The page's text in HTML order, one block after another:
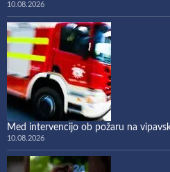
10.08.2026
Med intervencijo ob požaru na
10.08.2026